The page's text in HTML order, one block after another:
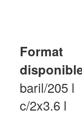
Format
baril/205 l
c/2x3.6 l